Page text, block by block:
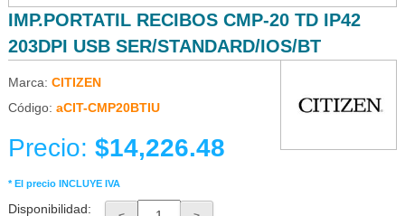
IMP.PORTATIL RECIBOS CMP-20 TD IP42
203DPI USB SER/STANDARD/IOS/BT
Marca: CITIZEN
Código: aCIT-CMP20BTIU
Precio: $14,226.48
* El precio INCLUYE IVA
Disponibilidad: